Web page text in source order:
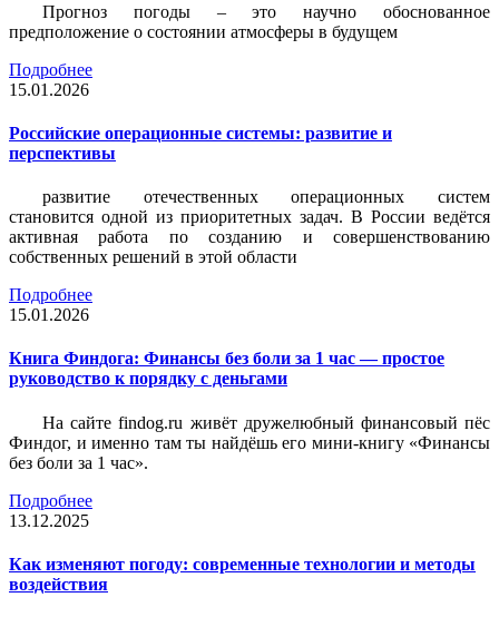
Прогноз погоды – это научно обоснованное
предположение о состоянии атмосферы в будущем
Подробнее
15.01.2026
Российские операционные системы: развитие и
перспективы
развитие отечественных операционных систем
становится одной из приоритетных задач. В России ведётся
активная работа по созданию и совершенствованию
собственных решений в этой области
Подробнее
15.01.2026
Книга Финдога: Финансы без боли за 1 час — простое
руководство к порядку с деньгами
На сайте findog.ru живёт дружелюбный финансовый пёс
Финдог, и именно там ты найдёшь его мини‑книгу «Финансы
без боли за 1 час».
Подробнее
13.12.2025
Как изменяют погоду: современные технологии и методы
воздействия